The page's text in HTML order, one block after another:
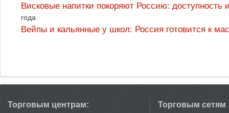
Висковые напитки покоряют Россию:
года
Вейпы и кальянные у школ: Россия готовится к
Торговым центрам: Торговым сетям